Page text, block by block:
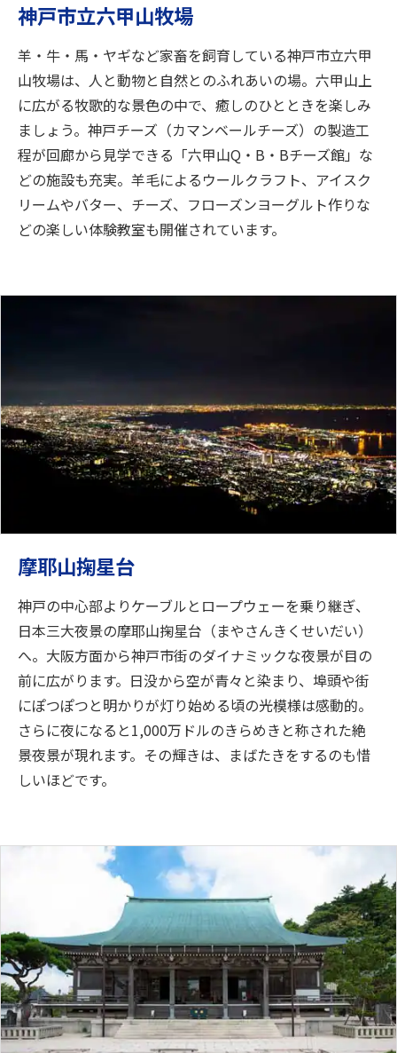
神戸市立六甲山牧場
羊・牛・馬・ヤギなど家畜を飼育している神戸市立六甲
山牧場は、人と動物と自然とのふれあいの場。六甲山上
に広がる牧歌的な景色の中で、癒しのひとときを楽しみ
ましょう。神戸チーズ（カマンベールチーズ）の製造工
程が回廊から見学できる「六甲山Q・B・Bチーズ館」な
どの施設も充実。羊毛によるウールクラフト、アイスク
リームやバター、チーズ、フローズンヨーグルト作りな
どの楽しい体験教室も開催されています。
摩耶山掬星台
神戸の中心部よりケーブルとロープウェーを乗り継ぎ、
日本三大夜景の摩耶山掬星台（まやさんきくせいだい）
へ。大阪方面から神戸市街のダイナミックな夜景が目の
前に広がります。日没から空が青々と染まり、埠頭や街
にぽつぽつと明かりが灯り始める頃の光模様は感動的。
さらに夜になると1,000万ドルのきらめきと称された絶
景夜景が現れます。その輝きは、まばたきをするのも惜
しいほどです。